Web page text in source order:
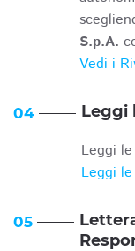
S.p.A.
Vedi i
04 Leggi
Leggi
Leggi
05